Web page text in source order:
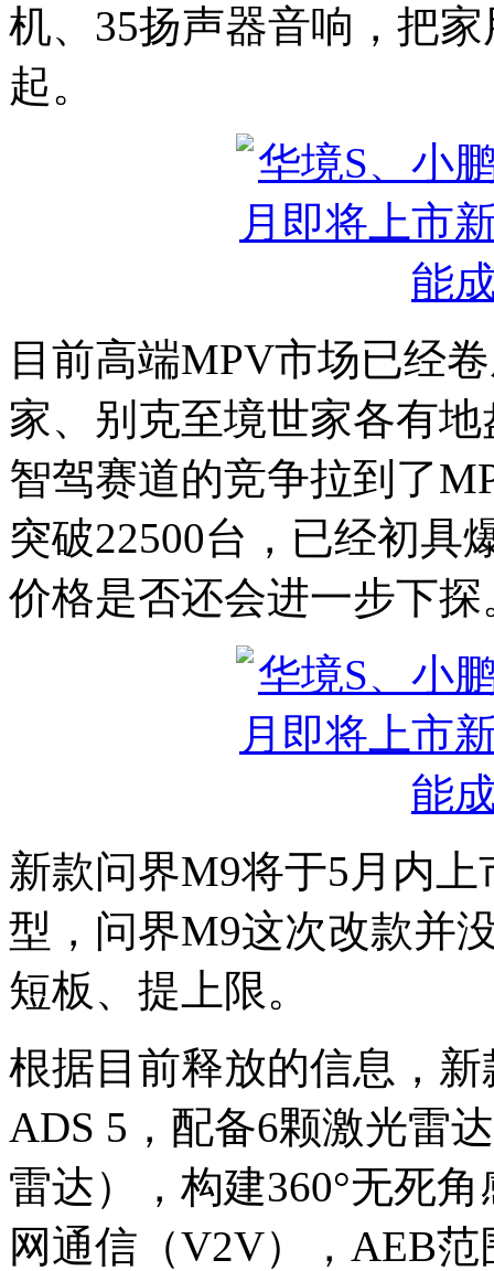
机、35扬声器音响，把
起。
目前高端MPV市场已经
家、别克至境世家各有
智驾赛道的竞争拉到了
突破22500台，已经初具
价格是否还会进一步下探
新款问界M9将于5月内
型，问界M9这次改款并
短板、提上限。
根据目前释放的信息，
ADS 5，配备‌6颗激光雷
雷达），构建360°无死
网通信‌（V2V），AEB